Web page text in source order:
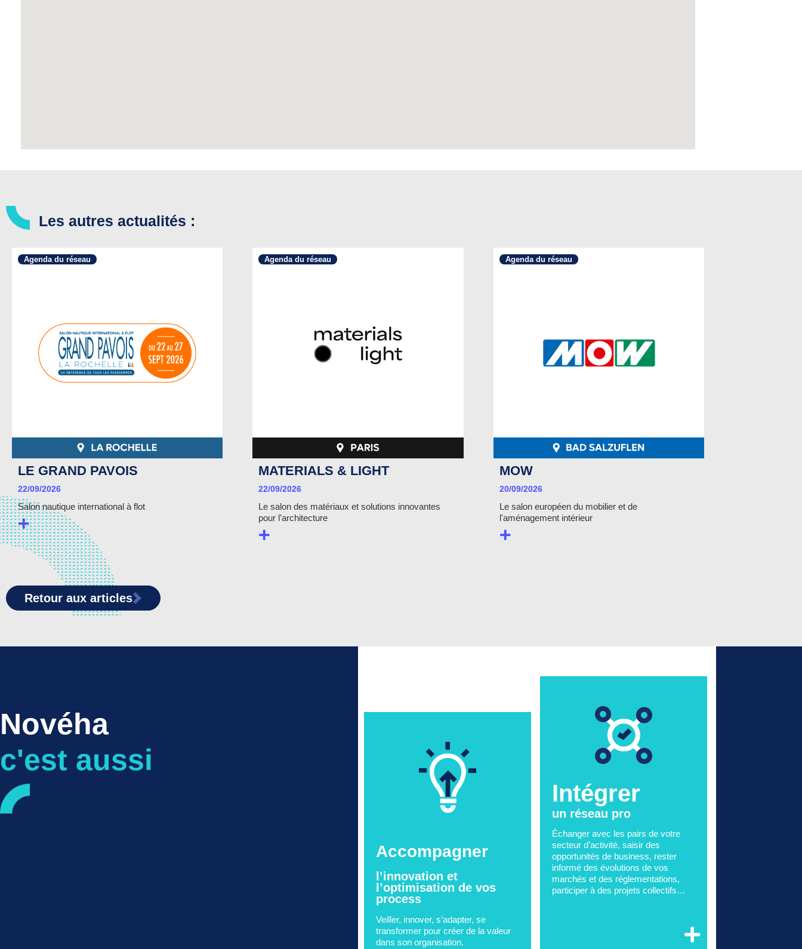
Les autres actualités :
Agenda du réseau
LE GRAND PAVOIS
22/09/2026
Salon nautique international à flot
Agenda du réseau
MATERIALS & LIGHT
22/09/2026
Le salon des matériaux et solutions innovantes
pour l'architecture
Agenda du réseau
MOW
20/09/2026
Le salon européen du mobilier et de
l'aménagement intérieur
Retour aux articles
Novéha
c'est aussi
Accompagner
l’innovation et
l’optimisation de vos
process
Veiller, innover, s’adapter, se
transformer pour créer de la valeur
dans son organisation.
Intégrer
un réseau pro
Échanger avec les pairs de votre
secteur d’activité, saisir des
opportunités de business, rester
informé des évolutions de vos
marchés et des réglementations,
participer à des projets collectifs…